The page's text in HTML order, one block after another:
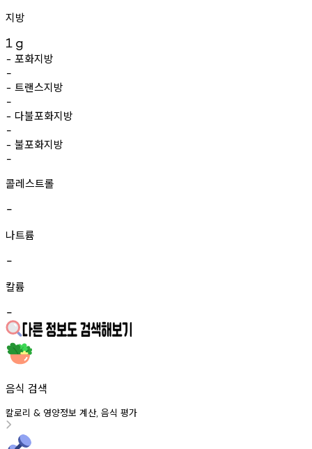
지방
1 g
- 포화지방
-
- 트랜스지방
-
- 다불포화지방
-
- 불포화지방
-
콜레스트롤
-
나트륨
-
칼륨
-
음식 검색
칼로리 & 영양정보 계산, 음식 평가